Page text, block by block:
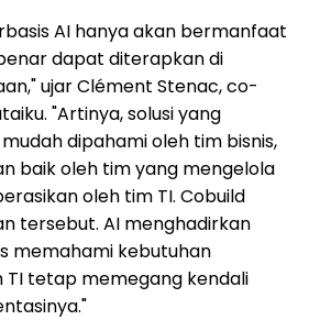
AI hanya akan bermanfaat
dapat diterapkan di
ujar Clément Stenac, co-
"Artinya, solusi yang
dipahami oleh tim bisnis,
baik oleh tim yang mengelola
oleh tim TI. Cobuild
tersebut. AI menghadirkan
memahami kebutuhan
TI tetap memegang kendali